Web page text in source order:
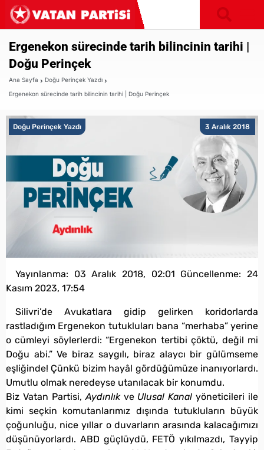
Ergenekon sürecinde tarih bilincinin tarihi |
Doğu Perinçek
Ana Sayfa
Doğu Perinçek Yazdı
Ergenekon sürecinde tarih bilincinin tarihi | Doğu Perinçek
3 Aralık 2018
Doğu Perinçek Yazdı
Yayınlanma: 03 Aralık 2018, 02:01 Güncellenme: 24
Kasım 2023, 17:54
Silivri’de Avukatlara gidip gelirken koridorlarda
rastladığım Ergenekon tutukluları bana “merhaba” yerine
o cümleyi söylerlerdi: “Ergenekon tertibi çöktü, değil mi
Doğu abi.” Ve biraz saygılı, biraz alaycı bir gülümseme
eşliğinde! Çünkü bizim hayâl gördüğümüze inanıyorlardı.
Umutlu olmak neredeyse utanılacak bir konumdu.
Biz Vatan Partisi,Aydınlık ve Ulusal Kanalyöneticileri ile
kimi seçkin komutanlarımız dışında tutukluların büyük
çoğunluğu, nice yıllar o duvarların arasında kalacağımızı
düşünüyorlardı. ABD güçlüydü, FETÖ yıkılmazdı, Tayyip